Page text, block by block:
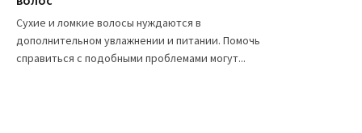
Сухие и ломкие волосы нуждаются в
дополнительном увлажнении и питании. Помочь
справиться с подобными проблемами могут...